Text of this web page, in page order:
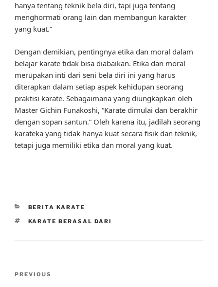
hanya tentang teknik bela diri, tapi juga tentang
menghormati orang lain dan membangun karakter
yang kuat.”
Dengan demikian, pentingnya etika dan moral dalam
belajar karate tidak bisa diabaikan. Etika dan moral
merupakan inti dari seni bela diri ini yang harus
diterapkan dalam setiap aspek kehidupan seorang
praktisi karate. Sebagaimana yang diungkapkan oleh
Master Gichin Funakoshi, “Karate dimulai dan berakhir
dengan sopan santun.” Oleh karena itu, jadilah seorang
karateka yang tidak hanya kuat secara fisik dan teknik,
tetapi juga memiliki etika dan moral yang kuat.
CATEGORIES
BERITA KARATE
TAGS
KARATE BERASAL DARI
Previous
PREVIOUS